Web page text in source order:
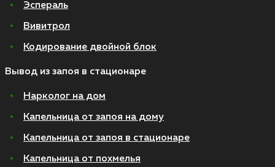
Эспераль
Вивитрол
Кодирование двойной блок
Вывод из запоя в стационаре
Нарколог на дом
Капельница от запоя на дому
Капельница от запоя в стационаре
Капельница от похмелья